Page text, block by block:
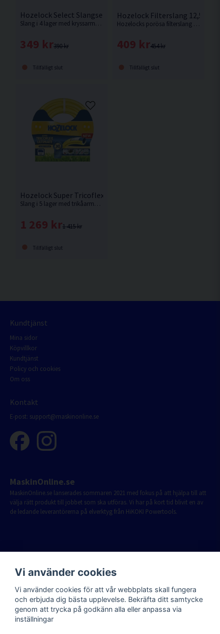
Hozelock Select Slangset 12,5mm 20m
Slang i 4 lager med kryssarmerad förstärkning. 10 års garanti.
390 kr
349 kr
Tillfälligt slut
Hozelock Filterslang 12,5mm
Hozelocks porösa filterslang är lätt att använda och ett av de enklaste sätten att skapa ett bevattningssystem var som helst i trädgården.
454 kr
409 kr
Tillfälligt slut
Hozelock Super Tricoflex Ultimate Vattenslang 12,5mm
Slang i 5 lager med trikåarmerad förstärkning. 30 års garanti!
1 415 kr
1 269 kr
Tillfälligt slut
Kundtjänst
Mina sidor
Köpvillkor
Kundtjänst
Policy och cookies
Om oss
Kontakt
E-post: support@maskinonline.se
MaskinOnline.se
MaskinOnline.se lanserades sommaren 2021 med fokus på att hjälpa till att
välja rätt produkt till jobbet som ska utföras. Vi har på kort tid blivit en av
de ledande leverantörerna på elverktyg från HiKOKI Powertools.
Vi använder cookies
Vi använder cookies för att vår webbplats skall fungera
och erbjuda dig bästa upplevelse. Bekräfta ditt samtycke
genom att trycka på godkänn alla eller anpassa via
inställningar